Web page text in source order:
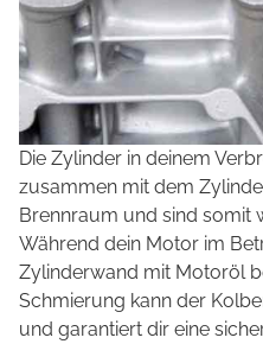
Die Zylinder in deinem
zusammen mit dem
Brennraum und sind somit
Während dein Motor im
Zylinderwand mit Motoröl
Schmierung kann der
und garantiert dir eine